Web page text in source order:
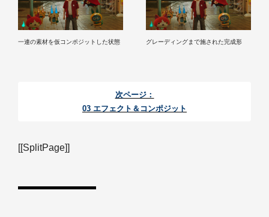
一連の素材を仮コンポジットした状態 グレーディングまで施された完成形
次ページ：
03 エフェクト＆コンポジット
[[SplitPage]]